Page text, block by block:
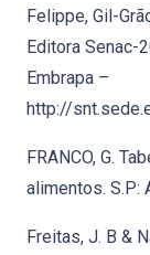
Felippe, Gil-
Editora Senac-
Embrapa –
http://
FRANCO, G.
alimentos. S.P:
Freitas, J. B &